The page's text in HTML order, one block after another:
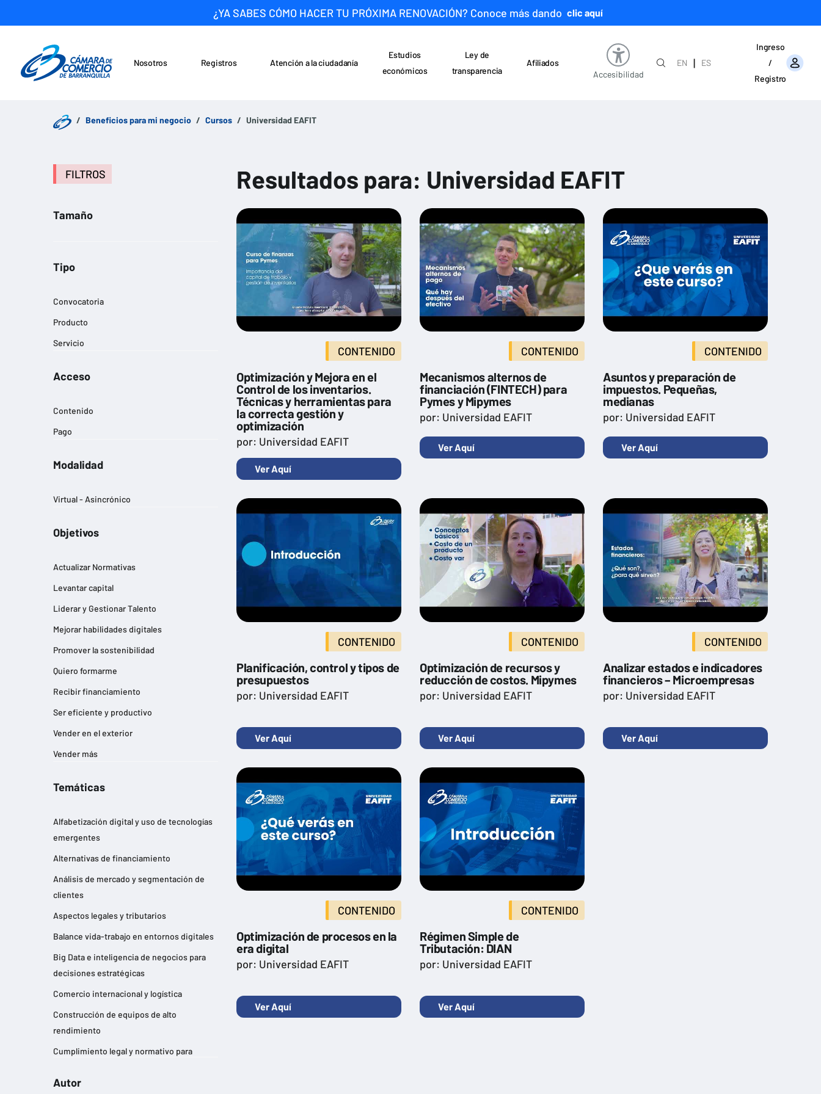
¿YA SABES CÓMO HACER TU PRÓXIMA RENOVACIÓN? Conoce más dando clic aquí
Nosotros Registros
Atención a la ciudadanía
Estudios
económicos
Ley de
transparencia
Afiliados
Accesibilidad
EN |
ES
Ingreso
/
Registro
Beneficios para mi negocio Cursos Universidad EAFIT
FILTROS
Tamaño
Tipo
Convocatoria
Producto
Servicio
Acceso
Contenido
Pago
Modalidad
Virtual - Asincrónico
Objetivos
Actualizar Normativas
Levantar capital
Liderar y Gestionar Talento
Mejorar habilidades digitales
Promover la sostenibilidad
Quiero formarme
Recibir financiamiento
Ser eficiente y productivo
Vender en el exterior
Vender más
Temáticas
Alfabetización digital y uso de tecnologías
emergentes
Alternativas de financiamiento
Análisis de mercado y segmentación de
clientes
Aspectos legales y tributarios
Balance vida-trabajo en entornos digitales
Big Data e inteligencia de negocios para
decisiones estratégicas
Comercio internacional y logística
Construcción de equipos de alto
rendimiento
Cumplimiento legal y normativo para
Desarrollo de habilidades de liderazgo
Autor
Resultados para: Universidad EAFIT
CONTENIDO
Optimización y Mejora en el
Control de los inventarios.
Técnicas y herramientas para
la correcta gestión y
optimización
por: Universidad EAFIT
Ver Aquí
CONTENIDO
Mecanismos alternos de
financiación (FINTECH) para
Pymes y Mipymes
por: Universidad EAFIT
Ver Aquí
CONTENIDO
Asuntos y preparación de
impuestos. Pequeñas,
medianas
por: Universidad EAFIT
Ver Aquí
CONTENIDO
Planificación, control y tipos de
presupuestos
por: Universidad EAFIT
Ver Aquí
CONTENIDO
Optimización de recursos y
reducción de costos. Mipymes
por: Universidad EAFIT
Ver Aquí
CONTENIDO
Analizar estados e indicadores
financieros – Microempresas
por: Universidad EAFIT
Ver Aquí
CONTENIDO
Optimización de procesos en la
era digital
por: Universidad EAFIT
Ver Aquí
CONTENIDO
Régimen Simple de
Tributación: DIAN
por: Universidad EAFIT
Ver Aquí